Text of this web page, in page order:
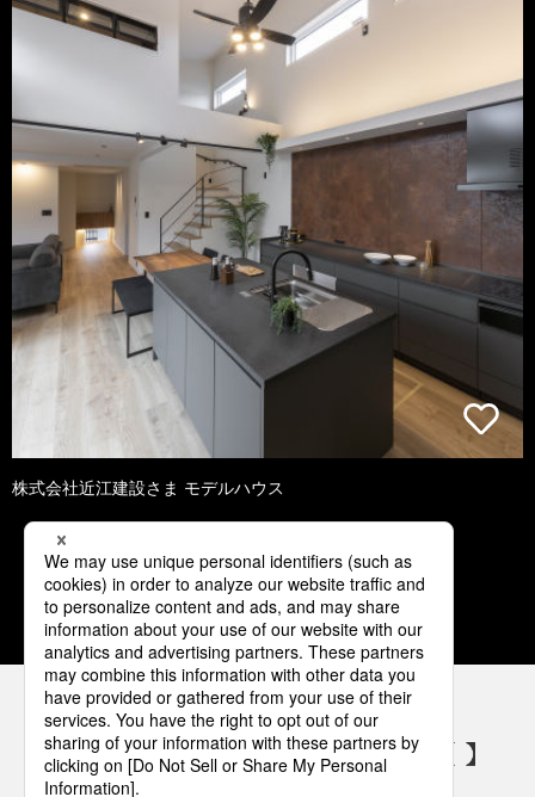
株式会社近江建設さま モデルハウス
2 3 4 5 6
パナソニックの電気設備 SNSアカウント